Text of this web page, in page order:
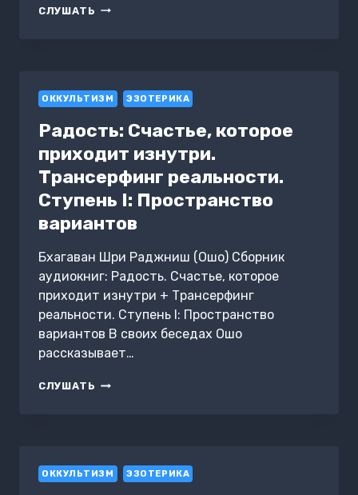
СЛУШАТЬ ДВЕ
ОККУЛЬТИЗМ ЭЗОТЕРИКА
Радость: Счастье, которое
приходит изнутри.
Трансерфинг реальности.
Ступень I: Пространство
вариантов
Бхагаван Шри Раджниш (Ошо) Сборник
аудиокниг: Радость. Счастье, которое
приходит изнутри + Трансерфинг
реальности. Ступень I: Пространство
вариантов В своих беседах Ошо
рассказывает…
СЛУШАТЬ РАДОСТЬ:
РЕАЛЬНОСТИ.
ОККУЛЬТИЗМ ЭЗОТЕРИКА